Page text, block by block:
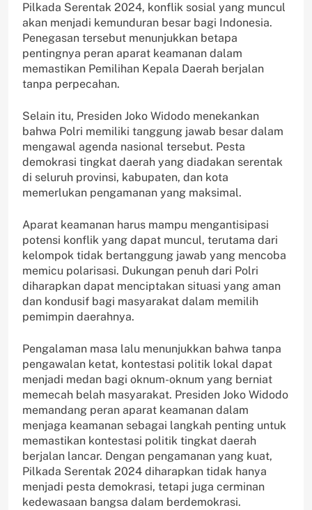
Pilkada Serentak 2024, konflik sosial yang muncul
akan menjadi kemunduran besar bagi Indonesia.
Penegasan tersebut menunjukkan betapa
pentingnya peran aparat keamanan dalam
memastikan Pemilihan Kepala Daerah berjalan
tanpa perpecahan.
Selain itu, Presiden Joko Widodo menekankan
bahwa Polri memiliki tanggung jawab besar dalam
mengawal agenda nasional tersebut. Pesta
demokrasi tingkat daerah yang diadakan serentak
di seluruh provinsi, kabupaten, dan kota
memerlukan pengamanan yang maksimal.
Aparat keamanan harus mampu mengantisipasi
potensi konflik yang dapat muncul, terutama dari
kelompok tidak bertanggung jawab yang mencoba
memicu polarisasi. Dukungan penuh dari Polri
diharapkan dapat menciptakan situasi yang aman
dan kondusif bagi masyarakat dalam memilih
pemimpin daerahnya.
Pengalaman masa lalu menunjukkan bahwa tanpa
pengawalan ketat, kontestasi politik lokal dapat
menjadi medan bagi oknum-oknum yang berniat
memecah belah masyarakat. Presiden Joko Widodo
memandang peran aparat keamanan dalam
menjaga keamanan sebagai langkah penting untuk
memastikan kontestasi politik tingkat daerah
berjalan lancar. Dengan pengamanan yang kuat,
Pilkada Serentak 2024 diharapkan tidak hanya
menjadi pesta demokrasi, tetapi juga cerminan
kedewasaan bangsa dalam berdemokrasi.